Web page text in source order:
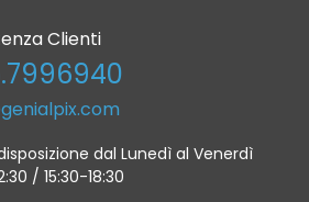
Clienti
dal Lunedì al Venerdì
/ 15:30-18:30